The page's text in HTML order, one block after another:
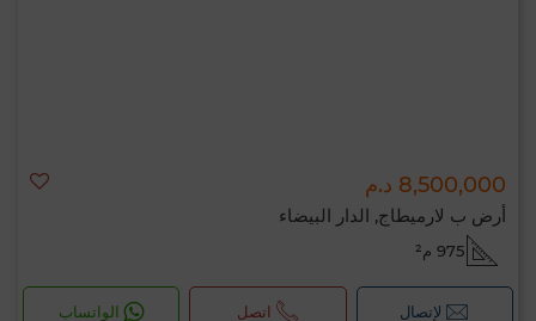
8,500,000 د.م
أرض ب لارميطاج, الدار البيضاء
975 م²
لإتصال اتصل الواتساب